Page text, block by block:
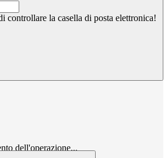
controllare la casella di posta elettronica!
dell'operazione...